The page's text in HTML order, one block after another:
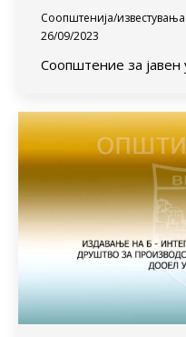
Соопштенија/известувања
26/09/2023
Соопштение за